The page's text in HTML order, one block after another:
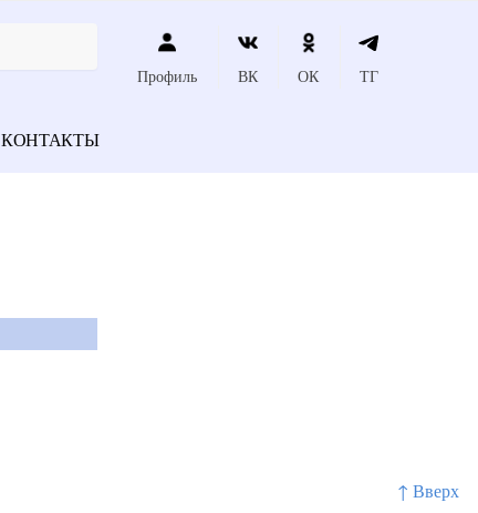
↑ Вверх
Профиль ВК ОК ТГ
КОНТАКТЫ